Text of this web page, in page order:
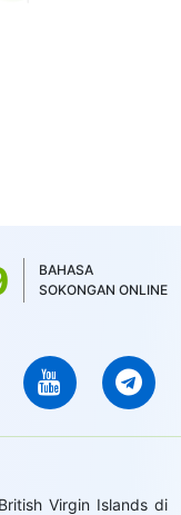
BAHASA
SOKONGAN ONLINE
Virgin Islands di